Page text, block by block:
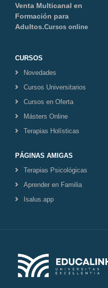
Venta Multicanal en
Formación para
Adultos.Cursos online
PÁGINAS AMIGAS
Terapias Psicológicas
Aprender en Familia
Isalus.app
CURSOS
Novedades
Cursos Universitarios
Cursos en Oferta
Másters Online
Terapias Holísticas